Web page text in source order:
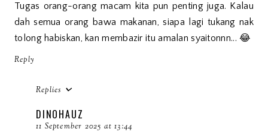
Tugas orang-orang macam kita pun penting juga. Kalau
dah semua orang bawa makanan, siapa lagi tukang nak
tolong habiskan, kan membazir itu amalan syaitonnn... 😂
Reply
Replies
DINOHAUZ
11 September 2025 at 13:44